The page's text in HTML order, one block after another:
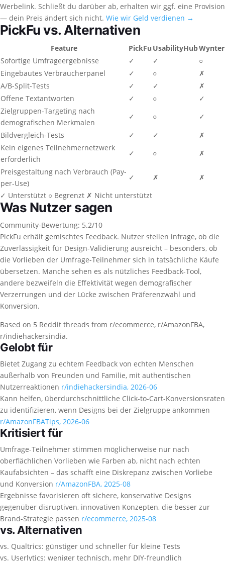
Werbelink. Schließt du darüber ab, erhalten wir ggf. eine Provision
— dein Preis ändert sich nicht. Wie wir Geld verdienen →
PickFu vs. Alternativen
Feature PickFu UsabilityHubWynter
Sofortige Umfrageergebnisse
✓ ✓
○
Eingebautes Verbraucherpanel
✓ ○
✗
A/B-Split-Tests
✓ ✓
✗
Offene Textantworten
✓ ○
✓
Zielgruppen-Targeting nach
demografischen Merkmalen
✓ ○
✓
Bildvergleich-Tests
✓ ✓
✗
Kein eigenes Teilnehmernetzwerk
erforderlich
✓ ○
✗
Preisgestaltung nach Verbrauch (Pay-
per-Use)
✓ ✗
✗
✓ Unterstützt ○ Begrenzt ✗ Nicht unterstützt
Was Nutzer sagen
Community-Bewertung: 5.2/10
PickFu erhält gemischtes Feedback. Nutzer stellen infrage, ob die
Zuverlässigkeit für Design-Validierung ausreicht – besonders, ob
die Vorlieben der Umfrage-Teilnehmer sich in tatsächliche Käufe
übersetzen. Manche sehen es als nützliches Feedback-Tool,
andere bezweifeln die Effektivität wegen demografischer
Verzerrungen und der Lücke zwischen Präferenzwahl und
Konversion.
Based on 5 Reddit threads from r/ecommerce, r/AmazonFBA,
r/indiehackersindia.
Gelobt für
Bietet Zugang zu echtem Feedback von echten Menschen
außerhalb von Freunden und Familie, mit authentischen
Nutzerreaktionen r/indiehackersindia, 2026-06
Kann helfen, überdurchschnittliche Click-to-Cart-Konversionsraten
zu identifizieren, wenn Designs bei der Zielgruppe ankommen
r/AmazonFBATips, 2026-06
Kritisiert für
Umfrage-Teilnehmer stimmen möglicherweise nur nach
oberflächlichen Vorlieben wie Farben ab, nicht nach echten
Kaufabsichten – das schafft eine Diskrepanz zwischen Vorliebe
und Konversion r/AmazonFBA, 2025-08
Ergebnisse favorisieren oft sichere, konservative Designs
gegenüber disruptiven, innovativen Konzepten, die besser zur
Brand-Strategie passen r/ecommerce, 2025-08
vs. Alternativen
vs. Qualtrics: günstiger und schneller für kleine Tests
vs. Userlytics: weniger technisch, mehr DIY-freundlich